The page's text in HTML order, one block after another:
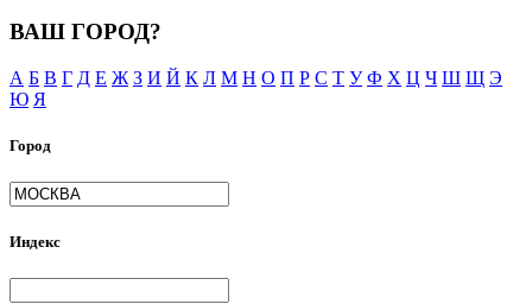
ВАШ ГОРОД?
А Б В Г Д Е Ж З И Й К Л М Н О П Р С Т У Ф Х Ц Ч Ш Щ Э
Ю Я
Город
Индекс